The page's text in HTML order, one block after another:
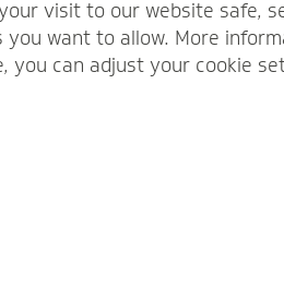
langfristig
Das ist ein Ziel der
mit der aktuell
visit to our website safe,
you want to allow. More
you can adjust your cookie